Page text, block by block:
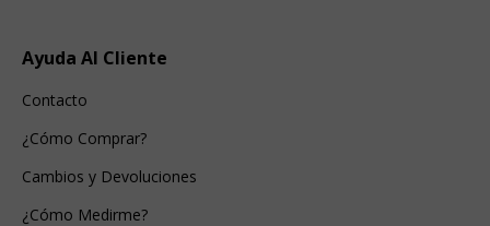
Ayuda Al Cliente
Contacto
¿Cómo Comprar?
Cambios y Devoluciones
¿Cómo Medirme?